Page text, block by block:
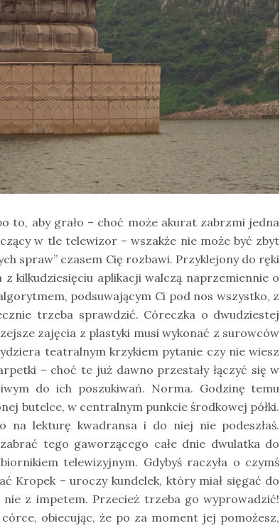
to, aby grało – choć może akurat zabrzmi jedna
w tle telewizor – wszakże nie może być zbyt
spraw” czasem Cię rozbawi. Przyklejony do ręki
kilkudziesięciu aplikacji walczą naprzemiennie o
podsuwającym Ci pod nos wszystko, z
trzeba sprawdzić. Córeczka o dwudziestej
zajęcia z plastyki musi wykonać z surowców
teatralnym krzykiem pytanie czy nie wiesz
– choć te już dawno przestały łączyć się w
do ich poszukiwań. Norma. Godzinę temu
butelce, w centralnym punkcie środkowej półki.
na lekturę kwadransa i do niej nie podeszłaś.
tego gaworzącego całe dnie dwulatka do
telewizyjnym. Gdybyś raczyła o czymś
Kropek – uroczy kundelek, który miał sięgać do
nie z impetem. Przecież trzeba go wyprowadzić!
obiecując, że po za moment jej pomożesz,